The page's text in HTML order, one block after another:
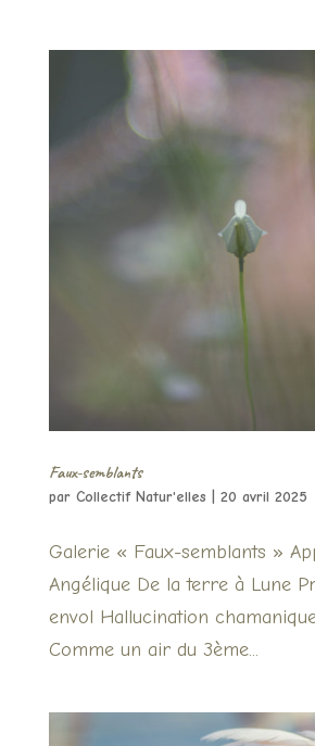
Faux-semblants
par Collectif Natur'elles 20 avril 2025
Galerie « Faux-semblants »
Angélique De la terre à Lune
envol Hallucination
Comme un air du 3ème...